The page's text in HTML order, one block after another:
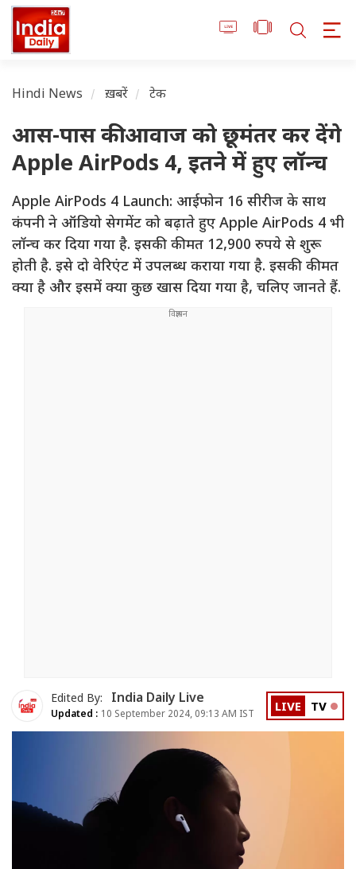
Hindi News ख़बरें टेक
आस-पास की आवाज को छूमंतर कर देंगे
Apple AirPods 4, इतने में हुए लॉन्च
Apple AirPods 4 Launch: आईफोन 16 सीरीज के साथ
कंपनी ने ऑडियो सेगमेंट को बढ़ाते हुए Apple AirPods 4 भी
लॉन्च कर दिया गया है. इसकी कीमत 12,900 रुपये से शुरू
होती है. इसे दो वेरिएंट में उपलब्ध कराया गया है. इसकी कीमत
क्या है और इसमें क्या कुछ खास दिया गया है, चलिए जानते हैं.
Edited By: India Daily Live
Updated : 10 September 2024, 09:13 AM IST LIVE TV